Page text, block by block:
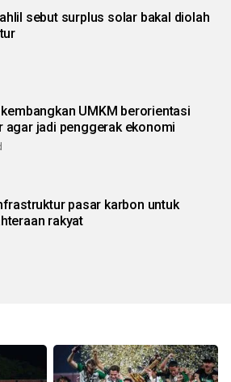
sebut surplus solar bakal diolah
kembangkan UMKM berorientasi
agar jadi penggerak ekonomi
pasar karbon untuk
rakyat